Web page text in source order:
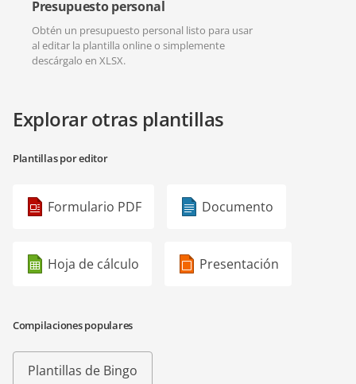
Presupuesto personal
Obtén un presupuesto personal listo para usar
al editar la plantilla online o simplemente
descárgalo en XLSX.
Explorar otras plantillas
Plantillas por editor
Formulario PDF Documento
Hoja de cálculo Presentación
Compilaciones populares
Plantillas de Bingo